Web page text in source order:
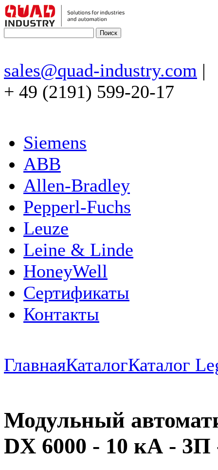
sales@quad-industry.com |
+ 49 (2191) 599-20-17
Siemens
ABB
Allen-Bradley
Pepperl-Fuchs
Leuze
Leine & Linde
HoneyWell
Сертификаты
Контакты
ГлавнаяКаталогКаталог
Модульный
DX 6000 - 10 кА -